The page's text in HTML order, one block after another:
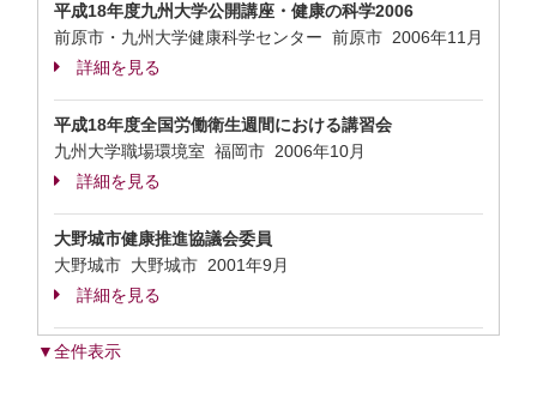
平成18年度九州大学公開講座・健康の科学2006
前原市・九州大学健康科学センター 前原市 2006年11月
詳細を見る
平成18年度全国労働衛生週間における講習会
九州大学職場環境室 福岡市 2006年10月
詳細を見る
大野城市健康推進協議会委員
大野城市 大野城市 2001年9月
詳細を見る
▼全件表示